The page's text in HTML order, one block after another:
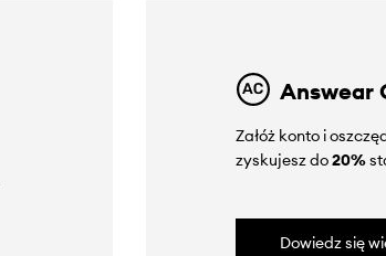
Answear
Załóż konto i
zyskujesz do20%
Dowiedz się